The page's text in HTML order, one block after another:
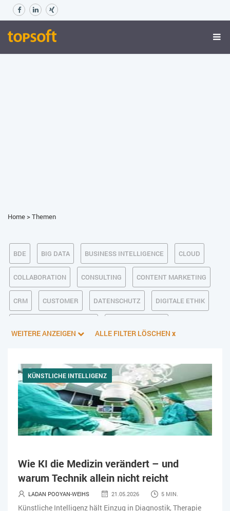
Home>Themen
BDE BIG DATA BUSINESS INTELLIGENCE CLOUD
COLLABORATION CONSULTING CONTENT MARKETING
CRM CUSTOMER DATENSCHUTZ DIGITALE ETHIK
ERP FALLSTUDIEN FERTIGUNG FINANZSOFTWARE
HANDEL HR INDUSTRIE 4.0
IT AUS- UND WEITERBILDUNG IT-INFRASTRUKTUR
KÜNSTLICHE INTELLIGENZ LOGISTIK LOHN
MACHINE LEARNING MANAGEMENT & FÜHRUNG
WEITERE ANZEIGEN ALLE FILTER LÖSCHEN x
KÜNSTLICHE INTELLIGENZ
Wie KI die Medizin verändert – und
warum Technik allein nicht reicht
LADAN POOYAN-WEIHS 21.05.2026 5 MIN.
Künstliche Intelligenz hält Einzug in Diagnostik, Therapie